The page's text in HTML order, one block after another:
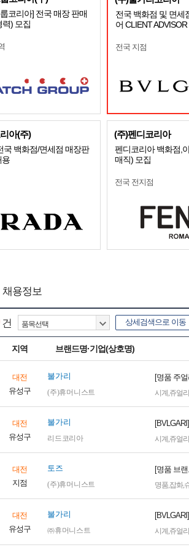
코리아] 전국 매장 판매
력) 모집
전국 백화점 및 면세
어 CLIENT
전국 지점
아(주)
국 백화점/면세점 매장판
용
(주)펜디코리아
펜디코리아 백화점,
매직) 모집
전국 전지점
채용정보
건 상세검색으로 이동
지역 브랜드명·기업(상호명)
대전
유성구
불가리
(주)휴머니스트
[명품 주
시계 ,쥬얼리
대전
유성구
불가리
리드코리아 시계 ,쥬얼리
대전
지점
토즈
(주)휴머니스트
[명품 브
명품,잡화,
대전
유성구
불가리
㈜휴머니스트 시계 ,쥬얼리